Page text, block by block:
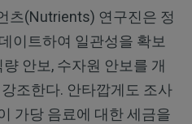
츠(Nutrients) 연구진은 정
이트하여 일관성을 확보
안보, 수자원 안보를 개
조한다. 안타깝게도 조사
가당 음료에 대한 세금을